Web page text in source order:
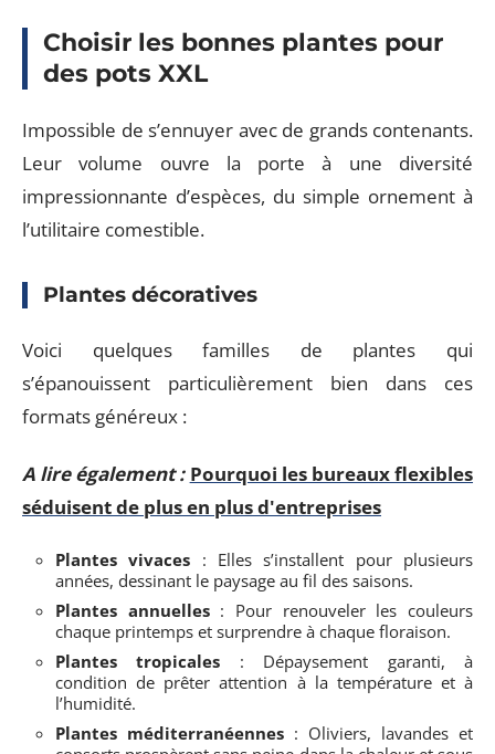
Choisir les bonnes plantes pour
des pots XXL
Impossible de s’ennuyer avec de grands contenants.
Leur volume ouvre la porte à une diversité
impressionnante d’espèces, du simple ornement à
l’utilitaire comestible.
Plantes décoratives
Voici quelques familles de plantes qui
s’épanouissent particulièrement bien dans ces
formats généreux :
A lire également : Pourquoi les bureaux flexibles
séduisent de plus en plus d'entreprises
Plantes vivaces : Elles s’installent pour plusieurs
années, dessinant le paysage au fil des saisons.
Plantes annuelles: Pour renouveler les couleurs
chaque printemps et surprendre à chaque floraison.
Plantes tropicales : Dépaysement garanti, à
condition de prêter attention à la température et à
l’humidité.
Plantes méditerranéennes : Oliviers, lavandes et